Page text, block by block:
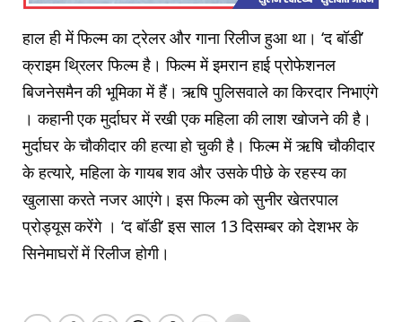
हाल ही में फिल्म का ट्रेलर और गाना रिलीज हुआ था। ‘द बॉडी’
क्राइम थ्रिलर फिल्म है। फिल्म में इमरान हाई प्रोफेशनल
बिजनेसमैन की भूमिका में हैं। ऋषि पुलिसवाले का किरदार निभाएंगे
। कहानी एक मुर्दाघर में रखी एक महिला की लाश खोजने की है।
मुर्दाघर के चौकीदार की हत्या हो चुकी है। फिल्म में ऋषि चौकीदार
के हत्यारे, महिला के गायब शव और उसके पीछे के रहस्य का
खुलासा करते नजर आएंगे। इस फिल्म को सुनीर खेतरपाल
प्रोड्यूस करेंगे । ‘द बॉडी’ इस साल 13 दिसम्बर को देशभर के
सिनेमाघरों में रिलीज होगी।